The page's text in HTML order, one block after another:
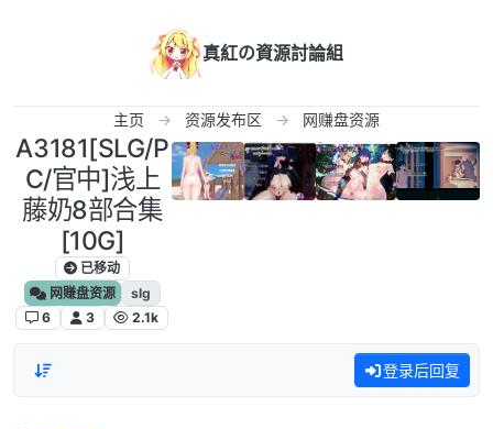
真紅の資源討論組
主页 资源发布区 网赚盘资源
A3181[SLG/P
C/官中]浅上
藤奶8部合集
[10G]
已移动
网赚盘资源
slg
6
3 2.1k
登录后回复